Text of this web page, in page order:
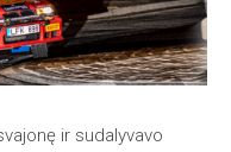
ir sudalyvavo